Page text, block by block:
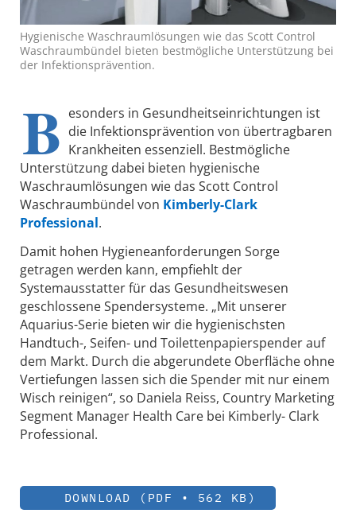
Hygienische Waschraumlösungen wie das Scott Control
Waschraumbündel bieten bestmögliche Unterstützung bei
der Infektionsprävention.
B esonders in Gesundheitseinrichtungen ist
die Infektionsprävention von übertragbaren
Krankheiten essenziell. Bestmögliche
Unterstützung dabei bieten hygienische
Waschraumlösungen wie das Scott Control
Waschraumbündel von Kimberly-Clark
Professional.
Damit hohen Hygieneanforderungen Sorge
getragen werden kann, empfiehlt der
Systemausstatter für das Gesundheitswesen
geschlossene Spendersysteme. „Mit unserer
Aquarius-Serie bieten wir die hygienischsten
Handtuch-, Seifen- und Toilettenpapierspender auf
dem Markt. Durch die abgerundete Oberfläche ohne
Vertiefungen lassen sich die Spender mit nur einem
Wisch reinigen“, so Daniela Reiss, Country Marketing
Segment Manager Health Care bei Kimberly- Clark
Professional.
DOWNLOAD (PDF • 562 KB)